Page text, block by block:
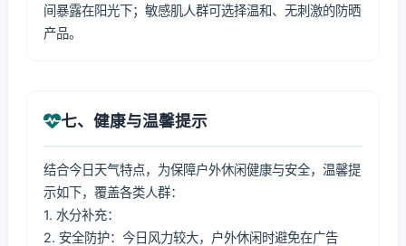
间暴露在阳光下；敏感肌人群可选择温和、无刺激的防晒
产品。
七、健康与温馨提示
结合今日天气特点，为保障户外休闲健康与安全，温馨提
示如下，覆盖各类人群：
1. 水分补充：
2. 安全防护：今日风力较大，户外休闲时避免在广告